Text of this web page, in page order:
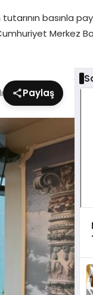
basınla
Merkez
Paylaş